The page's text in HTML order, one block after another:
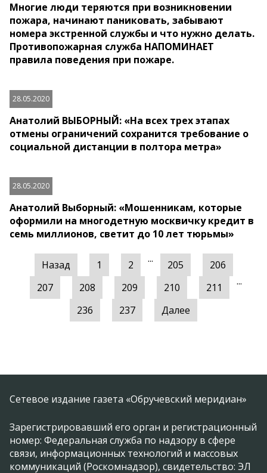
Многие люди теряются при возникновении
пожара, начинают паниковать, забывают
номера экстренной службы и что нужно делать.
Противопожарная служба НАПОМИНАЕТ
правила поведения при пожаре.
28.05.2020
Анатолий ВЫБОРНЫЙ: «На всех трех этапах
отмены ограничений сохранится требование о
социальной дистанции в полтора метра»
28.05.2020
Анатолий Выборный: «Мошенникам, которые
оформили на многодетную москвичку кредит в
семь миллионов, светит до 10 лет тюрьмы»
Назад 1 2 ... 205
206
207
208 209 210 211 ...
236 237 Далее
Сетевое издание газета «Обручевский меридиан»
Зарегистрировавший его орган и регистрационный
номер: Федеральная служба по надзору в сфере
связи, информационных технологий и массовых
коммуникаций (Роскомнадзор), свидетельство: ЭЛ